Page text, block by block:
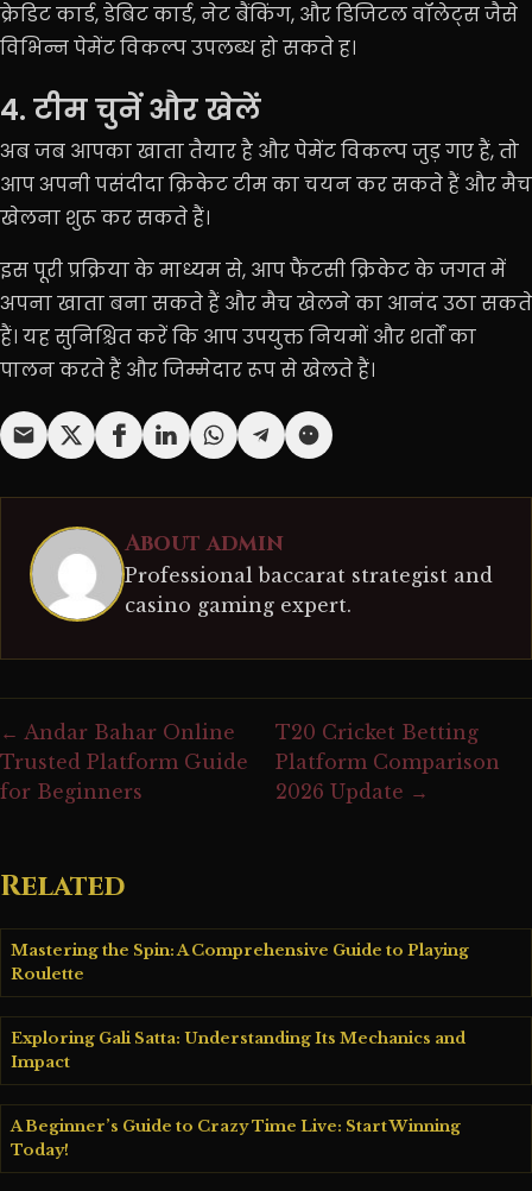
क्रेडिट कार्ड, डेबिट कार्ड, नेट बैंकिंग, और डिजिटल वॉलेट्स जैसे
विभिन्न पेमेंट विकल्प उपलब्ध हो सकते ह।
4. टीम चुनें और खेलें
अब जब आपका खाता तैयार है और पेमेंट विकल्प जुड़ गए हैं, तो
आप अपनी पसंदीदा क्रिकेट टीम का चयन कर सकते हैं और मैच
खेलना शुरू कर सकते हैं।
इस पूरी प्रक्रिया के माध्यम से, आप फैंटसी क्रिकेट के जगत में
अपना खाता बना सकते हैं और मैच खेलने का आनंद उठा सकते
हैं। यह सुनिश्चित करें कि आप उपयुक्त नियमों और शर्तों का
पालन करते हैं और जिम्मेदार रूप से खेलते हैं।
About admin
Professional baccarat strategist and
casino gaming expert.
← Andar Bahar Online
Trusted Platform Guide
for Beginners
T20 Cricket Betting
Platform Comparison
2026 Update →
Related
Mastering the Spin: A Comprehensive Guide to Playing
Roulette
Exploring Gali Satta: Understanding Its Mechanics and
Impact
A Beginner’s Guide to Crazy Time Live: Start Winning
Today!